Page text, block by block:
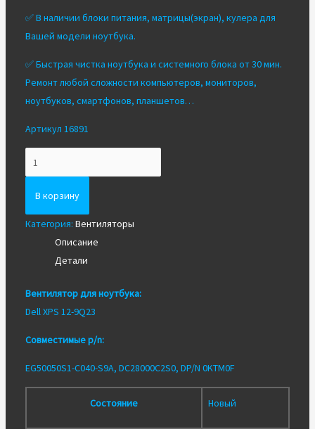
✅ В наличии блоки питания, матрицы(экран), кулера для
Вашей модели ноутбука.
✅ Быстрая чистка ноутбука и системного блока от 30 мин.
Ремонт любой сложности компьютеров, мониторов,
ноутбуков, смартфонов, планшетов…
Артикул 16891
Вентилятор/
Кулер
для
ноутбука
В корзину
Категория: Вентиляторы
Описание
Детали
Вентилятор для ноутбука:
Dell XPS 12-9Q23
Совместимые p/n:
EG50050S1-C040-S9A, DC28000C2S0, DP/N 0KTM0F
Состояние Новый